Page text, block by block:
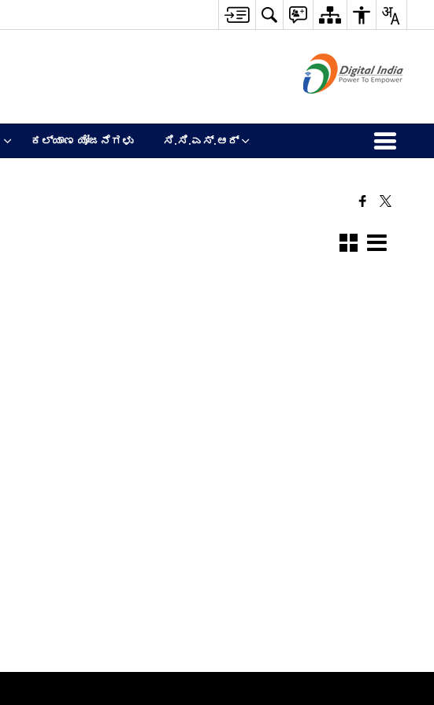
ಕಲ್ಯಾಣ ಯೋಜನೆಗಳು ಸಿ.ಸಿ.ಎಸ್‌.ಆರ್